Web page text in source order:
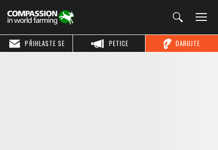
DARUJTE
PETICE
PŘIHLASTE SE